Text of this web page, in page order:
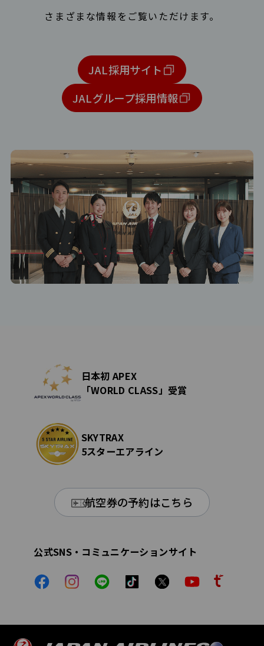
さまざまな情報をご覧いただけます。
JAL採用サイト
JALグループ採用情報
日本初 APEX
「WORLD CLASS」受賞
SKYTRAX
5スターエアライン
航空券の予約はこちら
公式SNS・コミュニケーションサイト